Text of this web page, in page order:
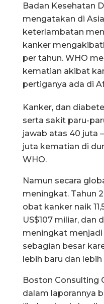
Badan Kesehatan
mengatakan di
keterlambatan
kanker
per tahun. WHO
kematian akibat
pertiganya ada di
Kanker, dan
serta sakit paru-
jawab atas 40 juta
juta kematian di
WHO.
Namun secara
meningkat. Tahun
obat kanker naik
US$107 miliar, dan
meningkat menjadi
sebagian besar
lebih baru dan lebih
Boston Consulting
dalam laporannya